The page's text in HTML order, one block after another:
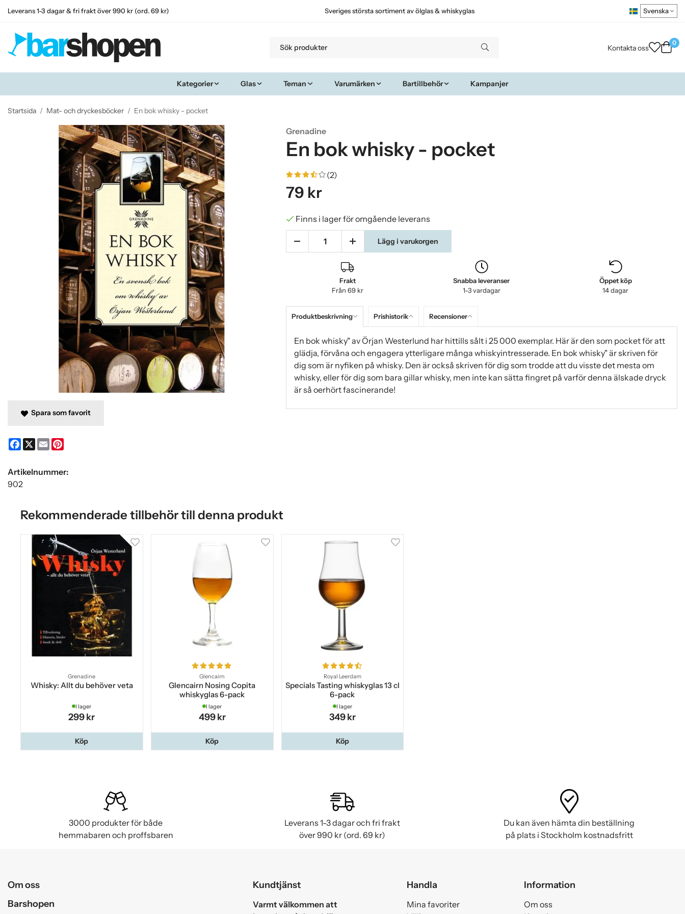
Leverans 1-3 dagar & fri frakt över 990 kr (ord. 69 kr) Sveriges största sortiment av ölglas & whiskyglas
Kontakta oss
0
Kategorier Glas Teman Varumärken Bartillbehör Kampanjer
Startsida / Mat- och dryckesböcker / En bok whisky - pocket
Grenadine
En bok whisky - pocket
(2)
79 kr
Finns i lager för omgående leverans
Lägg i varukorgen
Frakt
Från 69 kr
Snabba leveranser
1-3 vardagar
Öppet köp
14 dagar
Produktbeskrivning Prishistorik Recensioner
En bok whisky" av Örjan Westerlund har hittills sålt i 25 000 exemplar. Här är den som pocket för att
glädja, förvåna och engagera ytterligare många whiskyintresserade. En bok whisky" är skriven för
dig som är nyfiken på whisky. Den är också skriven för dig som trodde att du visste det mesta om
whisky, eller för dig som bara gillar whisky, men inte kan sätta fingret på varför denna älskade dryck
är så oerhört fascinerande!
Spara som favorit
Facebook
X Email
Artikelnummer:
902
Rekommenderade tillbehör till denna produkt
Grenadine
Whisky: Allt du behöver veta
I lager
299 kr
Köp
Glencairn
Glencairn Nosing Copita
whiskyglas 6-pack
I lager
499 kr
Köp
Royal Leerdam
Specials Tasting whiskyglas 13 cl
6-pack
I lager
349 kr
Köp
3000 produkter för både
hemmabaren och proffsbaren
Leverans 1-3 dagar och fri frakt
över 990 kr (ord. 69 kr)
Du kan även hämta din beställning
på plats i Stockholm kostnadsfritt
Om oss
Barshopen
Kundtjänst
Varmt välkommen att
Handla
Mina favoriter
Information
Om oss